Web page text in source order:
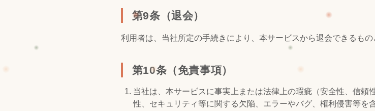
第9条（退会）
利用者は、当社所定の手続きにより、本サービスから退会できるもの
第10条（免責事項）
当社は、本サービスに事実上または法律上の瑕疵（安全性、信頼
性、セキュリティ等に関する欠陥、エラーやバグ、権利侵害等を